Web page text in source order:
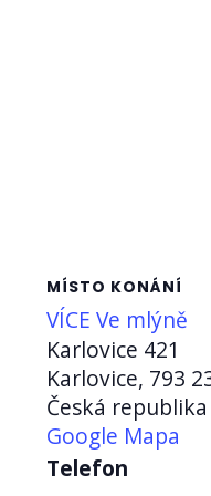
MÍSTO KONÁNÍ
VÍCE Ve mlýně
Karlovice 421
Karlovice, 793
Česká republika
Google Mapa
Telefon